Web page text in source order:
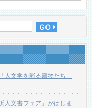
文学を彩る書物たち」
人文書フェア」がはじま